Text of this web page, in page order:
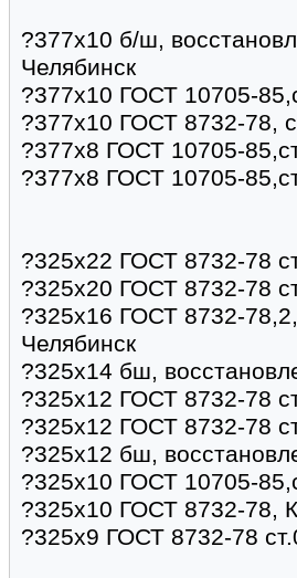
?377х10 б/ш,
Челябинск
?377х10 ГОСТ 10705-
?377х10 ГОСТ 8732-78,
?377х8 ГОСТ 10705-
?377х8 ГОСТ 10705-
?325х22 ГОСТ 8732-78
?325х20 ГОСТ 8732-78
?325х16 ГОСТ 8732-
Челябинск
?325х14 бш,
?325х12 ГОСТ 8732-78
?325х12 ГОСТ 8732-78
?325х12 бш,
?325х10 ГОСТ 10705-
?325х10 ГОСТ 8732-78,
?325х9 ГОСТ 8732-78